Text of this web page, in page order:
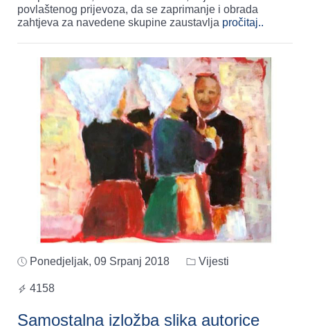
povlaštenog prijevoza, da se zaprimanje i obrada
zahtjeva za navedene skupine zaustavlja pročitaj..
Ponedjeljak, 09 Srpanj 2018 Vijesti
4158
Samostalna izložba slika autorice